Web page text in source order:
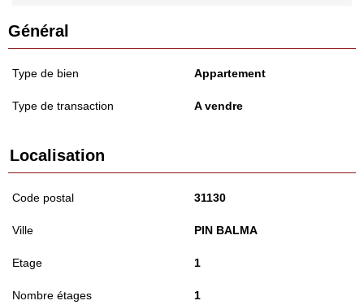
Général
Type de bien Appartement
Type de transaction A vendre
Localisation
Code postal 31130
Ville PIN BALMA
Etage 1
Nombre étages 1